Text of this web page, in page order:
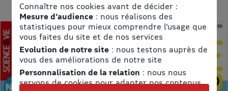
Connaître nos cookies avant de décider :
Mesure d’audience: nous réalisons des
statistiques pour mieux comprendre l’usage que
vous faites du site et de nos services
Evolution de notre site: nous testons auprès de
vous des améliorations de notre site
Personnalisation de la relation : nous nous
servons de cookies pour adapter nos contenus